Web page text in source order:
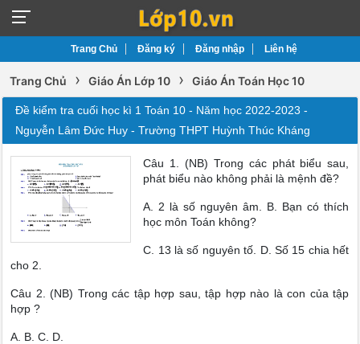
Trang Chủ Đăng ký Đăng nhập Liên hệ
Trang Chủ › Giáo Án Lớp 10 › Giáo Án Toán Học 10
Đề kiểm tra cuối học kì 1 Toán 10 - Năm học 2022-2023 -
Nguyễn Lâm Đức Huy - Trường THPT Huỳnh Thúc Kháng
Câu 1. (NB) Trong các phát biểu sau,
phát biểu nào không phải là mệnh đề?
A. 2 là số nguyên âm. B. Bạn có thích
học môn Toán không?
C. 13 là số nguyên tố. D. Số 15 chia hết
cho 2.
Câu 2. (NB) Trong các tập hợp sau, tập hợp nào là con của tập
hợp ?
A. B. C. D.